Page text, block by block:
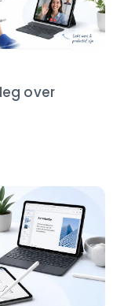
over